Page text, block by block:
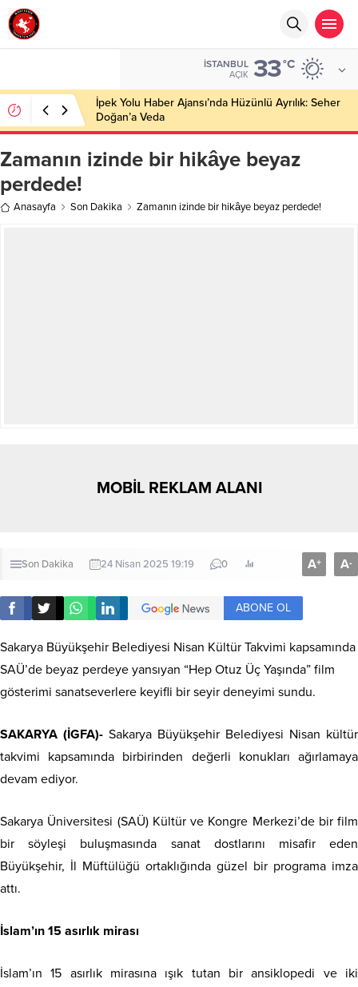
İSTANBUL
AÇIK 33°C
İpek Yolu Haber Ajansı’nda Hüzünlü Ayrılık: Seher
Doğan’a Veda
Zamanın izinde bir hikâye beyaz
perdede!
Anasayfa Son Dakika Zamanın izinde bir hikâye beyaz perdede!
MOBİL REKLAM ALANI
Son Dakika 24 Nisan 2025 19:19 0 A+ A-
ABONE OL
Sakarya Büyükşehir Belediyesi Nisan Kültür Takvimi kapsamında
SAÜ’de beyaz perdeye yansıyan “Hep Otuz Üç Yaşında” film
gösterimi sanatseverlere keyifli bir seyir deneyimi sundu.
SAKARYA (İGFA)- Sakarya Büyükşehir Belediyesi Nisan kültür
takvimi kapsamında birbirinden değerli konukları ağırlamaya
devam ediyor.
Sakarya Üniversitesi (SAÜ) Kültür ve Kongre Merkezi’de bir film
bir söyleşi buluşmasında sanat dostlarını misafir eden
Büyükşehir, İl Müftülüğü ortaklığında güzel bir programa imza
attı.
İslam’ın 15 asırlık mirası
İslam’ın 15 asırlık mirasına ışık tutan bir ansiklopedi ve iki